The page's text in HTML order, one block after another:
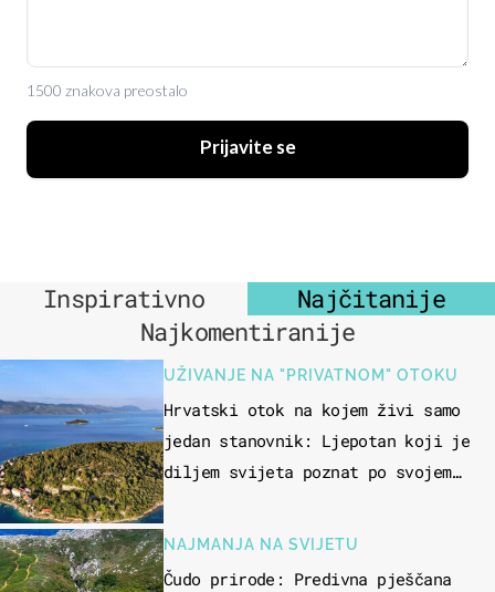
1500 znakova preostalo
Prijavite se
Inspirativno
Najčitanije
Najkomentiranije
UŽIVANJE NA "PRIVATNOM" OTOKU
Hrvatski otok na kojem živi samo
jedan stanovnik: Ljepotan koji je
diljem svijeta poznat po svojem
NAJMANJA NA SVIJETU
Čudo prirode: Predivna pješčana